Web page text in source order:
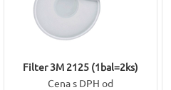
Filter 3M 2125 (1bal=2ks)
Cena s DPH od